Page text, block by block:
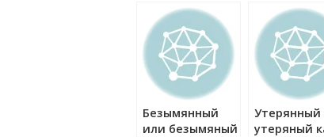
как правильно?
Безымянный
или безымяный
Утерянный
утеряный